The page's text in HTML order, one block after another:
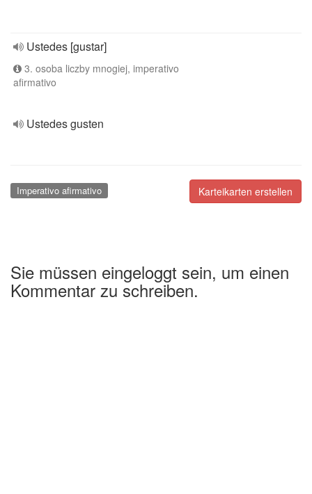
Ustedes [gustar]
3. osoba liczby mnogiej, imperativo
afirmativo
Ustedes gusten
Karteikarten erstellen
Imperativo afirmativo
Sie müssen eingeloggt sein, um einen
Kommentar zu schreiben.